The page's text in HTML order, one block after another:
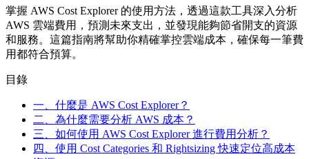
掌握 AWS Cost Explorer 的使用方法，透過這款工具深入分析
AWS 雲端費用，預測未來支出，並發現能夠節省開支的資源
和服務。這篇指南將幫助你精確掌控雲端成本，確保每一筆費
用都符合預算。
目錄
一、什麼是 AWS Cost Explorer？
二、為什麼需要分析 AWS 成本？
三、如何使用 AWS Cost Explorer 進行費用分析？
四、使用 Cost Categories 和 Rightsizing 快速定位高成本